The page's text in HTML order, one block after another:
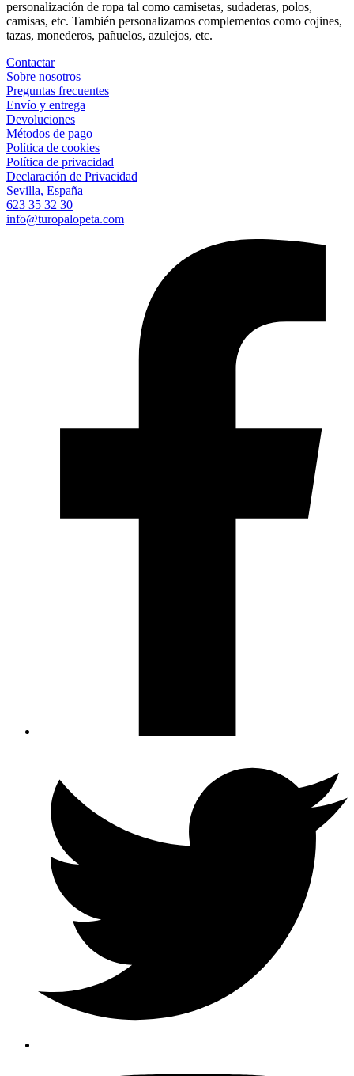
personalización de ropa tal como camisetas, sudaderas, polos,
camisas, etc. También personalizamos complementos como cojines,
tazas, monederos, pañuelos, azulejos, etc.
Contactar
Sobre nosotros
Preguntas frecuentes
Envío y entrega
Devoluciones
Métodos de pago
Política de cookies
Política de privacidad
Declaración de Privacidad
Sevilla, España
623 35 32 30
info@turopalopeta.com